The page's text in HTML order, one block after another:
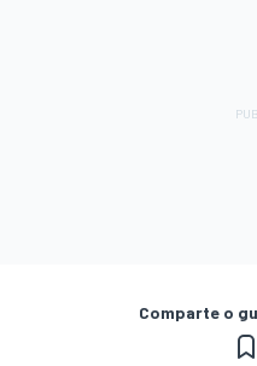
Comparte o